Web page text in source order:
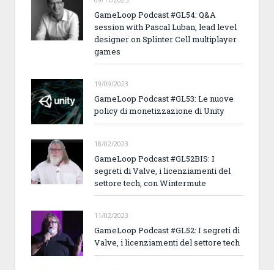
GameLoop Podcast #GL54: Q&A
session with Pascal Luban, lead level
designer on Splinter Cell multiplayer
games
19/09/2023
GameLoop Podcast #GL53: Le nuove
policy di monetizzazione di Unity
18/02/2023
GameLoop Podcast #GL52BIS: I
segreti di Valve, i licenziamenti del
settore tech, con Wintermute
11/02/2023
GameLoop Podcast #GL52: I segreti di
Valve, i licenziamenti del settore tech